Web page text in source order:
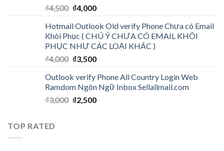
₫4,500 ₫4,000
Hotmail Outlook Old verify Phone Chưa có Email
Khôi Phục ( CHÚ Ý CHƯA CÓ EMAIL KHÔI
PHỤC NHƯ CÁC LOẠI KHÁC )
₫4,000 ₫3,500
Outlook verify Phone All Country Login Web
Ramdom Ngôn Ngữ Inbox Sellallmail.com
₫3,000 ₫2,500
TOP RATED